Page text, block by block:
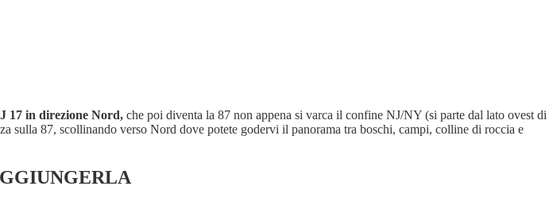
17 in direzione Nord, che poi diventa la 87 non appena si varca il confine NJ/NY (si parte dal lato ovest di
sulla 87, scollinando verso Nord dove potete godervi il panorama tra boschi, campi, colline di roccia e